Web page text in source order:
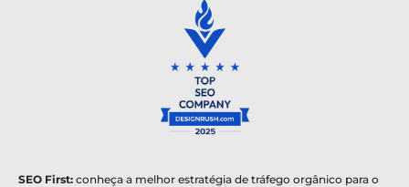
SEO First: conheça a melhor estratégia de tráfego orgânico para o